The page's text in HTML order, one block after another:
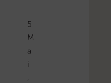
5
M
a
i
,